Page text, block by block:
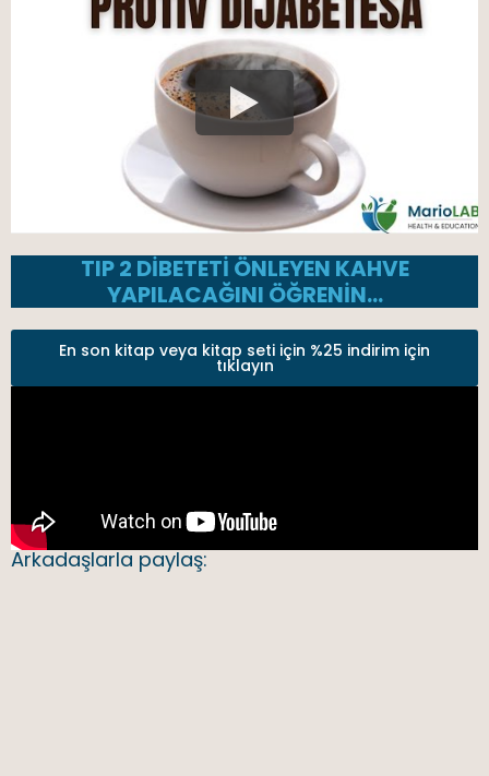
TIP 2 DİBETETİ ÖNLEYEN KAHVE
YAPILACAĞINI ÖĞRENİN…
En son kitap veya kitap seti için %25 indirim için
tıklayın
Arkadaşlarla paylaş: